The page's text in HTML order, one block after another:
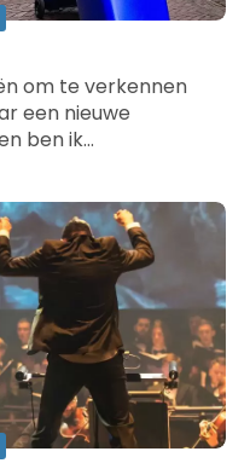
om te verkennen
een nieuwe
ben ik…